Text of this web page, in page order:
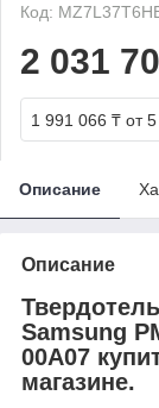
Код:
2 031
1 991 066 ₸ от
Описание
Описание
Samsung
00A07
магазине.